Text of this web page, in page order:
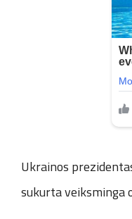
Ukrainos
sukurta veiksminga